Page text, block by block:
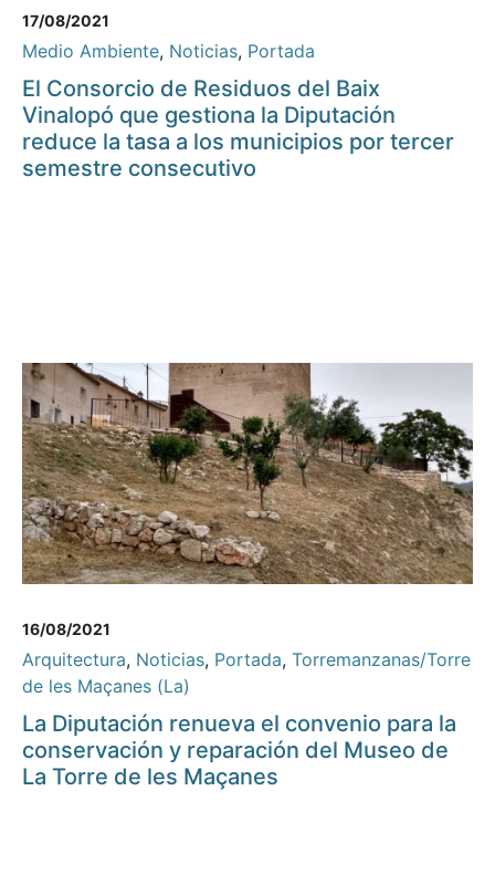
17/08/2021
Medio Ambiente, Noticias, Portada
El Consorcio de Residuos del Baix
Vinalopó que gestiona la Diputación
reduce la tasa a los municipios por tercer
semestre consecutivo
16/08/2021
Arquitectura, Noticias, Portada, Torremanzanas/Torre
de les Maçanes (La)
La Diputación renueva el convenio para la
conservación y reparación del Museo de
La Torre de les Maçanes